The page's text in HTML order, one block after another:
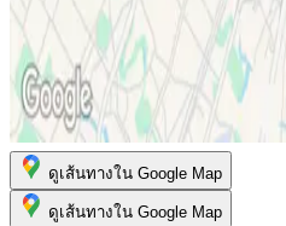
ดูเส้นทางใน Google Map
ดูเส้นทางใน Google Map